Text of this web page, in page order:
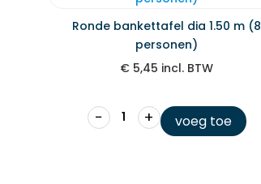
Ronde bankettafel dia 1.50 m (8
personen)
€ 5,45 incl. BTW
− + voeg toe